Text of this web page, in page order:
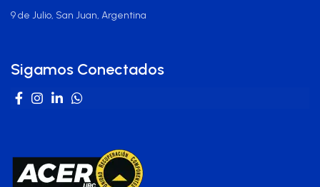
9 de Julio, San Juan, Argentina
Sigamos Conectados